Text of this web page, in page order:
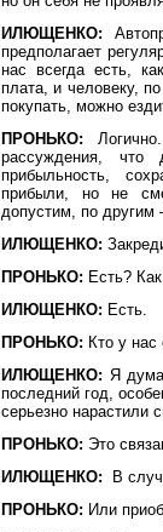
ИЛЮЩЕНКО:
предполагает
нас всегда есть,
плата, и человеку,
покупать, можно
ПРОНЬКО:
рассуждения, что
прибыльность,
прибыли, но не
допустим, по другим
ИЛЮЩЕНКО:
ПРОНЬКО: Есть?
ИЛЮЩЕНКО: Есть.
ПРОНЬКО: Кто у нас
ИЛЮЩЕНКО: Я
последний год,
серьезно нарастили
ПРОНЬКО: Это
ИЛЮЩЕНКО: В
ПРОНЬКО: Или